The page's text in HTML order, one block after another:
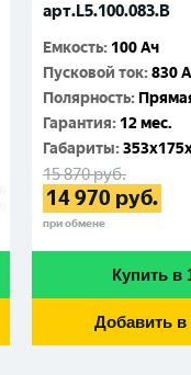
арт.L5.100.083.B
Емкость: 100 Ач
Пусковой ток:830 A
Полярность:
Гарантия: 12 мес.
Габариты:
15 870руб.
14 970 руб.
при обмене
Купить в
Добавить в